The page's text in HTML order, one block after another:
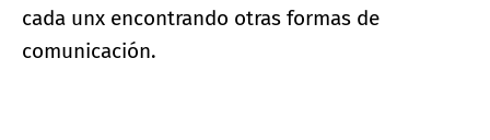
cada unx encontrando otras formas de
comunicación.